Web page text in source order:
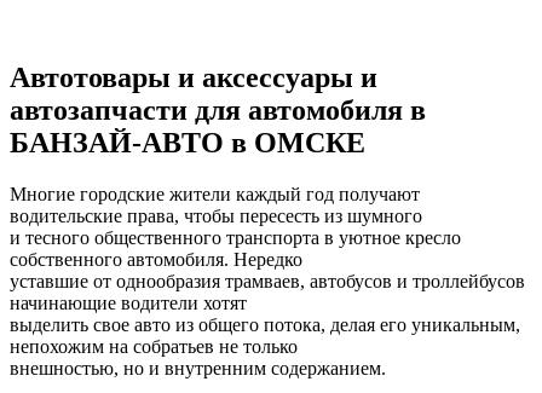
Автотовары и аксессуары и
автозапчасти для автомобиля в
БАНЗАЙ-АВТО в ОМСКЕ
Многие городские жители каждый год получают
водительские права, чтобы пересесть из шумного
и тесного общественного транспорта в уютное кресло
собственного автомобиля. Нередко
уставшие от однообразия трамваев, автобусов и троллейбусов
начинающие водители хотят
выделить свое авто из общего потока, делая его уникальным,
непохожим на собратьев не только
внешностью, но и внутренним содержанием.